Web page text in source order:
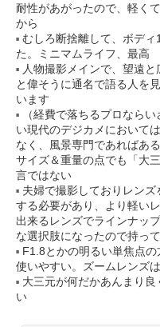
耐性があがったので、軽く
から
むしろ断捨離して、ボデ
た。ミニマムライフ、最高
人物撮影メインで、望遠
と偉そうに通名で語る人を
います
（経費で落ちるプロなら
い現代のデジカメにおいて
なく、風景専門であればあ
サイズ＆重量の点でも「大
言ではない
夫婦で撮影しておりレン
する必要があり、より軽い
出来るレンズでラインナッ
な選択肢になったので持っ
F1.8とかの明るい単焦点
使いやすい。ズームレンズ
大三元が何だかあんまり
い